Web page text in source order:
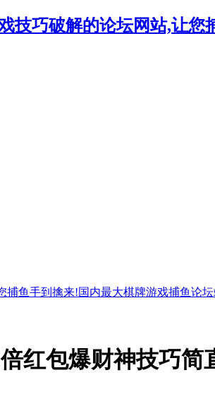
捕鱼手到擒来!国内最大棋牌游戏捕鱼论
红包爆财神技巧简